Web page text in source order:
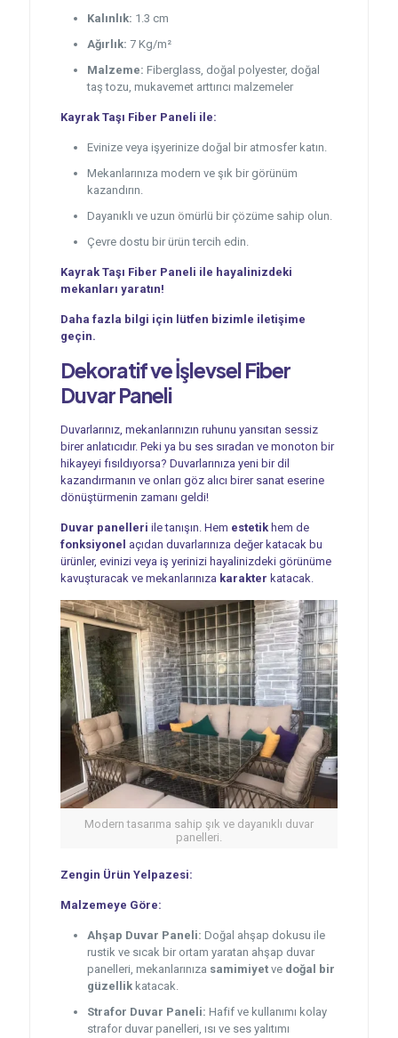
Kalınlık: 1.3 cm
Ağırlık: 7 Kg/m²
Malzeme: Fiberglass, doğal polyester, doğal
taş tozu, mukavemet arttırıcı malzemeler
Kayrak Taşı Fiber Paneli ile:
Evinize veya işyerinize doğal bir atmosfer katın.
Mekanlarınıza modern ve şık bir görünüm
kazandırın.
Dayanıklı ve uzun ömürlü bir çözüme sahip olun.
Çevre dostu bir ürün tercih edin.
Kayrak Taşı Fiber Paneli ile hayalinizdeki
mekanları yaratın!
Daha fazla bilgi için lütfen bizimle iletişime
geçin.
Dekoratif ve İşlevselFiber
Duvar Paneli
Duvarlarınız, mekanlarınızın ruhunu yansıtan sessiz
birer anlatıcıdır. Peki ya bu ses sıradan ve monoton bir
hikayeyi fısıldıyorsa? Duvarlarınıza yeni bir dil
kazandırmanın ve onları göz alıcı birer sanat eserine
dönüştürmenin zamanı geldi!
Duvar panelleri ile tanışın. Hem estetikhem de
fonksiyonel açıdan duvarlarınıza değer katacak bu
ürünler, evinizi veya iş yerinizi hayalinizdeki görünüme
kavuşturacak ve mekanlarınıza karakter katacak.
Modern tasarıma sahip şık ve dayanıklı duvar
panelleri.
Zengin Ürün Yelpazesi:
Malzemeye Göre:
Ahşap Duvar Paneli: Doğal ahşap dokusu ile
rustik ve sıcak bir ortam yaratan ahşap duvar
panelleri, mekanlarınıza samimiyetve doğal bir
güzellikkatacak.
Strafor Duvar Paneli: Hafif ve kullanımı kolay
strafor duvar panelleri, ısı ve ses yalıtımı